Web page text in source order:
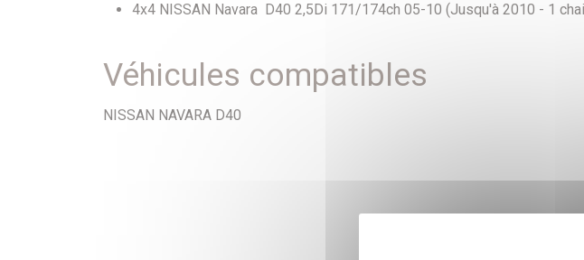
4x4 NISSAN Navara D40 2,5Di 171/174ch 05-10 (Jusqu'à 2010 - 1
Véhicules compatibles
NISSAN NAVARA D40